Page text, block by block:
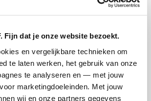
Fijn dat je onze website bezoekt.
en vergelijkbare technieken om
te laten werken, het gebruik van onze
te analyseren en — met jouw
marketingdoeleinden. Met jouw
wij en onze partners gegevens